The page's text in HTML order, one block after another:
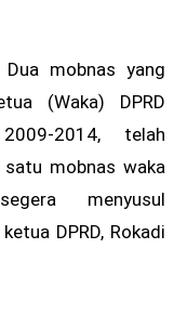
mobnas yang
(Waka) DPRD
2014, telah
satu mobnas waka
menyusul
DPRD, Rokadi